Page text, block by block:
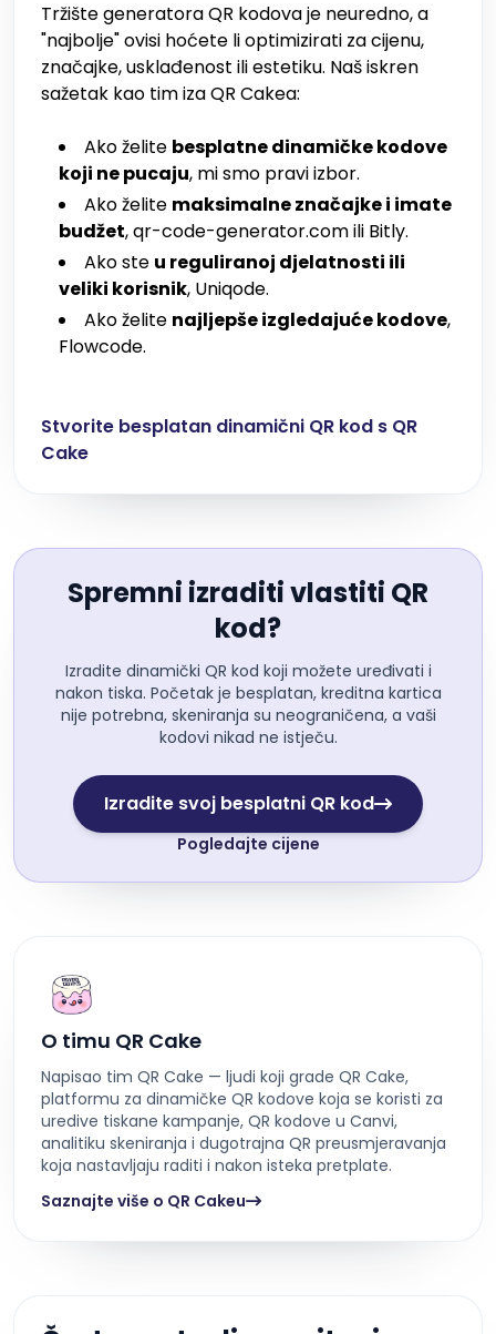
Tržište generatora QR kodova je neuredno, a
"najbolje" ovisi hoćete li optimizirati za cijenu,
značajke, usklađenost ili estetiku. Naš iskren
sažetak kao tim iza QR Cakea:
Ako želite besplatne dinamičke kodove
koji ne pucaju, mi smo pravi izbor.
Ako želite maksimalne značajke i imate
budžet, qr-code-generator.com ili Bitly.
Ako ste u reguliranoj djelatnosti ili
veliki korisnik, Uniqode.
Ako želite najljepše izgledajuće kodove,
Flowcode.
Stvorite besplatan dinamični QR kod s QR
Cake
Spremni izraditi vlastiti QR
kod?
Izradite dinamički QR kod koji možete uređivati i
nakon tiska. Početak je besplatan, kreditna kartica
nije potrebna, skeniranja su neograničena, a vaši
kodovi nikad ne istječu.
Izradite svoj besplatni QR kod
Pogledajte cijene
O timu QR Cake
Napisao tim QR Cake — ljudi koji grade QR Cake,
platformu za dinamičke QR kodove koja se koristi za
uredive tiskane kampanje, QR kodove u Canvi,
analitiku skeniranja i dugotrajna QR preusmjeravanja
koja nastavljaju raditi i nakon isteka pretplate.
Saznajte više o QR Cakeu